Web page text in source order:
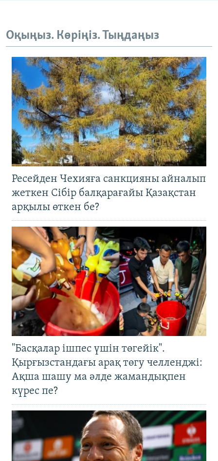
Оқыңыз. Көріңіз. Тыңдаңыз
Ресейден Чехияға санкцияны айналып
жеткен Сібір балқарағайы Қазақстан
арқылы өткен бе?
"Басқалар ішпес үшін төгейік".
Қырғызстандағы арақ төгу челленджі:
Ақша шашу ма әлде жамандықпен
күрес пе?